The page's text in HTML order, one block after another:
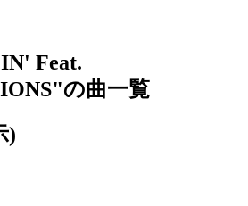
Feat.
の曲一覧
)